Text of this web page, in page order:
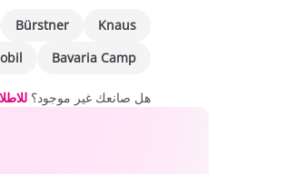
Knaus
Bürstner
Bavaria Camp
هل صانعك غير موجود؟